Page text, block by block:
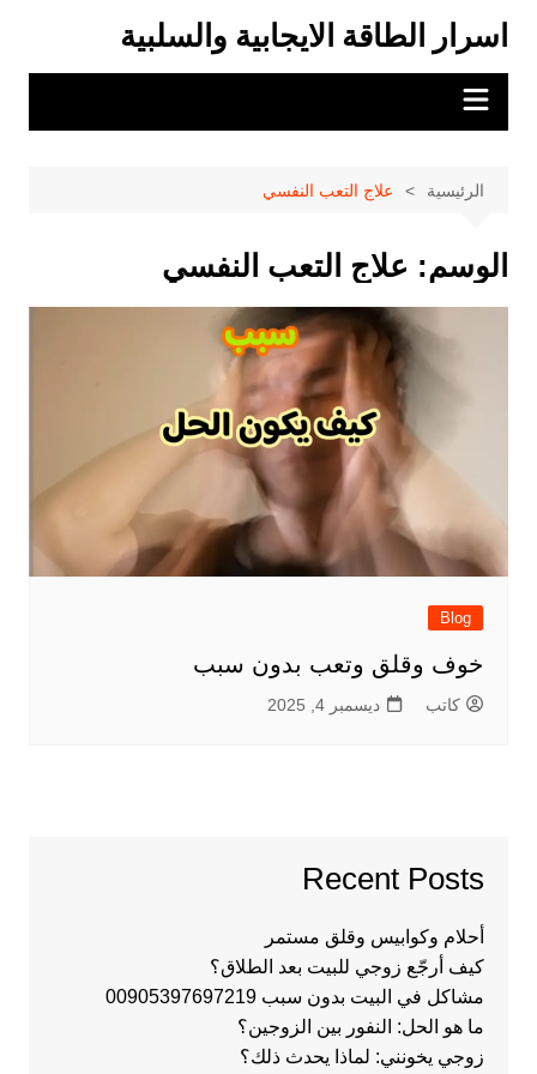
المحتوى
اسرار الطاقة الايجابية والسلبية
الرئيسية علاج التعب النفسي
الوسم: علاج التعب النفسي
Blog
خوف وقلق وتعب بدون سبب
كاتب ديسمبر 4, 2025
Recent Posts
أحلام وكوابيس وقلق مستمر
كيف أرجّع زوجي للبيت بعد الطلاق؟
مشاكل في البيت بدون سبب 00905397697219
ما هو الحل: النفور بين الزوجين؟
زوجي يخونني: لماذا يحدث ذلك؟